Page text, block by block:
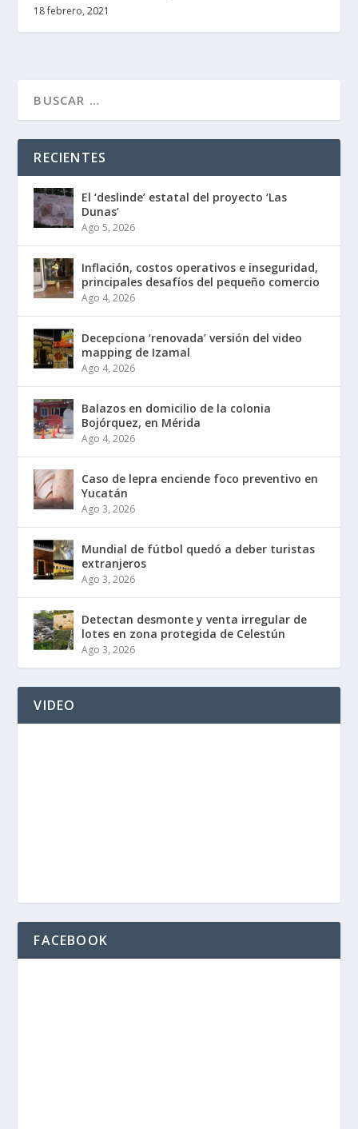
18 febrero, 2021
RECIENTES
El ‘deslinde’ estatal del proyecto ‘Las
Dunas’
Ago 5, 2026
Inflación, costos operativos e inseguridad,
principales desafíos del pequeño comercio
Ago 4, 2026
Decepciona ‘renovada’ versión del video
mapping de Izamal
Ago 4, 2026
Balazos en domicilio de la colonia
Bojórquez, en Mérida
Ago 4, 2026
Caso de lepra enciende foco preventivo en
Yucatán
Ago 3, 2026
Mundial de fútbol quedó a deber turistas
extranjeros
Ago 3, 2026
Detectan desmonte y venta irregular de
lotes en zona protegida de Celestún
Ago 3, 2026
VIDEO
FACEBOOK